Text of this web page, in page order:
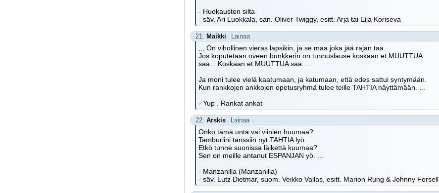
- Huokausten silta
- säv. Ari Luokkala, san. Oliver Twiggy, esitt. Arja tai Eija Koriseva
21. Maikki Lainaa
,,, On vihollinen vieras lapsikin, ja se maa joka jää rajan taa.
Jos koputetaan oveen bunkkerin on tunnuslause koskaan et MUUTTUA
saa... Koskaan et MUUTTUA saa....
Ja moni tulee vielä kaatumaan, ja katumaan, että edes sattui syntymään.
Kun rankkojen ankkojen opetusryhmä tulee teille TAHTIA näyttämään. ...
- Yup . Rankat ankat
22. Arskis Lainaa
Onko tämä unta vai viinien huumaa?
Tamburiini tanssiin nyt TAHTIA lyö.
Etkö tunne suonissa läikettä kuumaa?
Sen on meille antanut ESPANJAN yö. ...
- Manzanilla (Manzanilla)
- säv. Lutz Dietmar, suom. Veikko Vallas, esitt. Marion Rung & Johnny Forsell